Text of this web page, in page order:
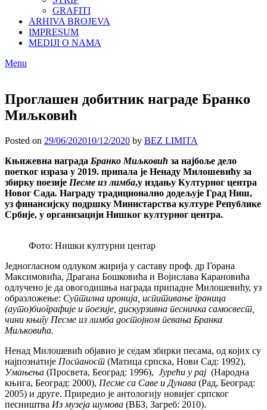
GRAFITI
ARHIVA BROJEVA
IMPRESUM
MEDIJI O NAMA
Menu
Проглашен добитник награде Бранко
Миљковић
Posted on 29/06/202010/12/2020 by BEZ LIMITA
Књижевна награда Бранко Миљковић за најбоље дело
поетког израза у 2019. припала је Ненаду Милошевићу за
збирку поезије Песме из лимба,у издању Културног центра
Новог Сада. Награду традиционално додељује Град Ниш,
уз финансијску подршку Министарства културе Републике
Србије, у организацији Нишког културног центра.
Фото: Нишки културни центар
Једногласном одлуком жирија у саставу проф. др Горана
Максимовића, Драгана Бошковића и Војислава Карановића
одлучено је да овогодишња награда припадне Милошевићу, уз
образложење: Суптилна иронија, испитивање граница
(ауто)биографије и поезије, дискурзивна песничка самосвест,
чини књигу Песме из лимба достојном певања Бранка
Миљковића.
Ненад Милошевић објавио је седам збирки песама, од којих су
најпознатије Поспаност (Матица српска, Нови Сад: 1992),
Умањења (Просвета, Београд: 1996), Јурећи у рај (Народна
књига, Београд: 2000), Песме са Саве и Дунава (Рад, Београд:
2005) и друге. Приредио је антологију новијег српског
песништва Из музеја шумова (ВБЗ, Загреб: 2010).